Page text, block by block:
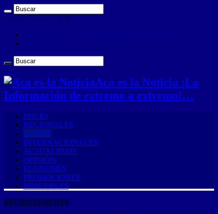
viernes , julio 31 2026
Aca es la Noticia ¡La
Información de extremo a extremo!…
INICIO
REGIONALES
EL PAÍS
INTERNACIONALES
ACTUALIDAD
OPINIÓN
ECONOMÍA
PROMOCIONES
INMUEBLES
RECIENTEMENTE